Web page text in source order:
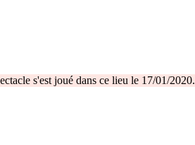
s'est joué dans ce lieu le 17/01/2020.